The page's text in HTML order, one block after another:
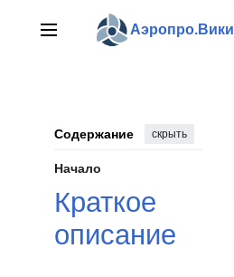
содержаниюГлавное менюАэропро.Вики
Содержание скрыть
Начало
Краткое
описание